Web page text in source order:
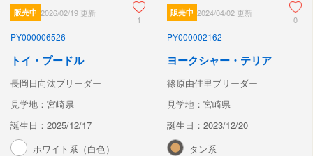
販売中 2026/02/19 更新
1
PY000006526
トイ・プードル
長岡日向汰ブリーダー
見学地：宮崎県
誕生日：2025/12/17
ホワイト系（白色）
販売中 2024/04/02 更新
0
PY000002162
ヨークシャー・テリア
篠原由佳里ブリーダー
見学地：宮崎県
誕生日：2023/12/20
タン系